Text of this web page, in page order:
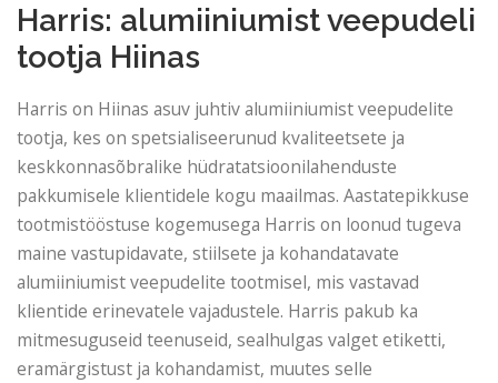
Harris: alumiiniumist veepudeli
tootja Hiinas
Harris on Hiinas asuv juhtiv alumiiniumist veepudelite
tootja, kes on spetsialiseerunud kvaliteetsete ja
keskkonnasõbralike hüdratatsioonilahenduste
pakkumisele klientidele kogu maailmas. Aastatepikkuse
tootmistööstuse kogemusega Harris on loonud tugeva
maine vastupidavate, stiilsete ja kohandatavate
alumiiniumist veepudelite tootmisel, mis vastavad
klientide erinevatele vajadustele. Harris pakub ka
mitmesuguseid teenuseid, sealhulgas valget etiketti,
eramärgistust ja kohandamist, muutes selle